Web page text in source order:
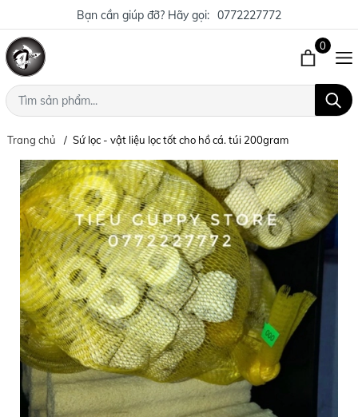
Bạn cần giúp đỡ? Hãy gọi: 0772227772
0
Trang chủ Sứ lọc - vật liệu lọc tốt cho hồ cá. túi 200gram